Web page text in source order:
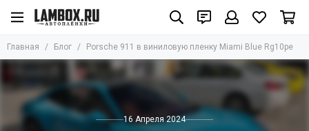
Главная Блог Porsche 911 в виниловую пленку Miami Blue Rg10pe
16 Апреля 2024